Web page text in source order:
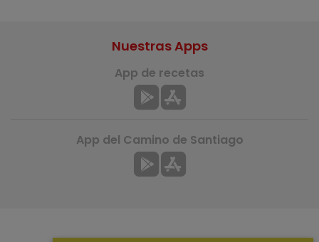
Nuestras Apps
App de recetas
App del Camino de Santiago